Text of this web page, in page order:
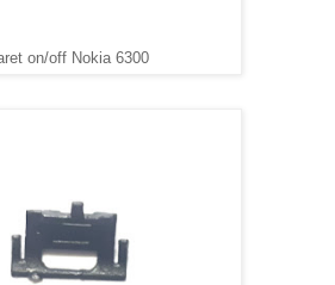
on/off Nokia 6300